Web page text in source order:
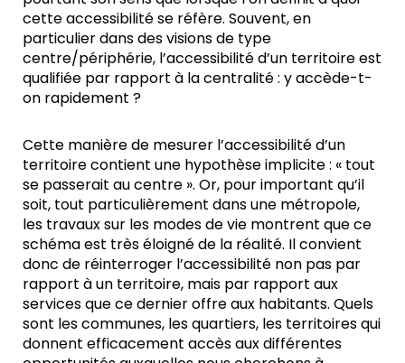
cette accessibilité se réfère. Souvent, en
particulier dans des visions de type
centre/périphérie, l’accessibilité d’un territoire est
qualifiée par rapport à la centralité : y accède-t-
on rapidement ?
Cette manière de mesurer l’accessibilité d’un
territoire contient une hypothèse implicite : « tout
se passerait au centre ». Or, pour important qu’il
soit, tout particulièrement dans une métropole,
les travaux sur les modes de vie montrent que ce
schéma est très éloigné de la réalité. Il convient
donc de réinterroger l’accessibilité non pas par
rapport à un territoire, mais par rapport aux
services que ce dernier offre aux habitants. Quels
sont les communes, les quartiers, les territoires qui
donnent efficacement accès aux différentes